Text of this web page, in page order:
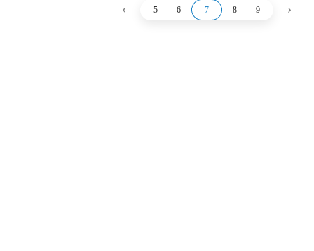
‹ 5 6 7 8 9 ›